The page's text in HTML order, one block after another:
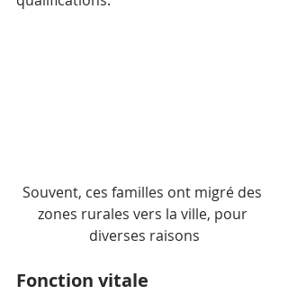
Souvent, ces familles ont migré des
zones rurales vers la ville, pour
diverses raisons
Fonction vitale